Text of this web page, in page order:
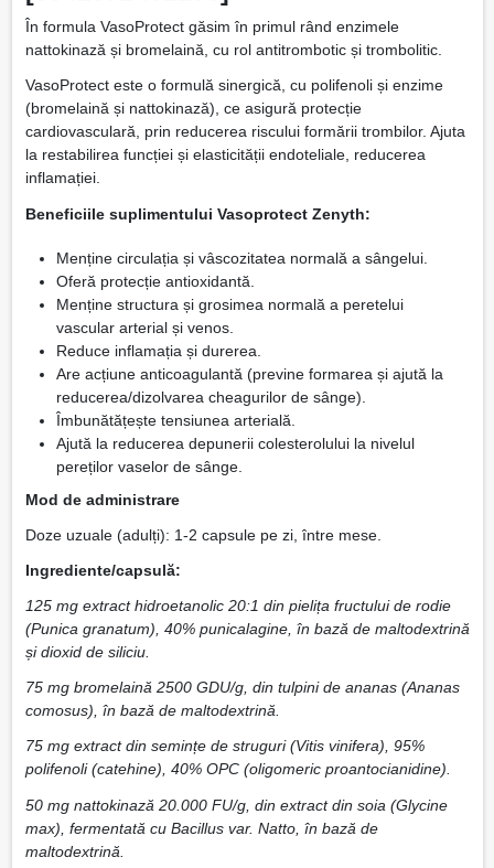
În formula VasoProtect găsim în primul rând enzimele
nattokinază și bromelaină, cu rol antitrombotic și trombolitic.
VasoProtect este o formulă sinergică, cu polifenoli și enzime
(bromelaină și nattokinază), ce asigură protecție
cardiovasculară, prin reducerea riscului formării trombilor. Ajuta
la restabilirea funcției și elasticității endoteliale, reducerea
inflamației.
Beneficiile suplimentului Vasoprotect Zenyth:
Menține circulația și vâscozitatea normală a sângelui.
Oferă protecție antioxidantă.
Menține structura și grosimea normală a peretelui
vascular arterial și venos.
Reduce inflamația și durerea.
Are acțiune anticoagulantă (previne formarea și ajută la
reducerea/dizolvarea cheagurilor de sânge).
Îmbunătățește tensiunea arterială.
Ajută la reducerea depunerii colesterolului la nivelul
pereților vaselor de sânge.
Mod de administrare
Doze uzuale (adulți): 1-2 capsule pe zi, între mese.
Ingrediente/capsulă:
125 mg extract hidroetanolic 20:1 din pielița fructului de rodie
(Punica granatum), 40% punicalagine, în bază de maltodextrină
și dioxid de siliciu.
75 mg bromelaină 2500 GDU/g, din tulpini de ananas (Ananas
comosus), în bază de maltodextrină.
75 mg extract din semințe de struguri (Vitis vinifera), 95%
polifenoli (catehine), 40% OPC (oligomeric proantocianidine).
50 mg nattokinază 20.000 FU/g, din extract din soia (Glycine
max), fermentată cu Bacillus var. Natto, în bază de
maltodextrină.